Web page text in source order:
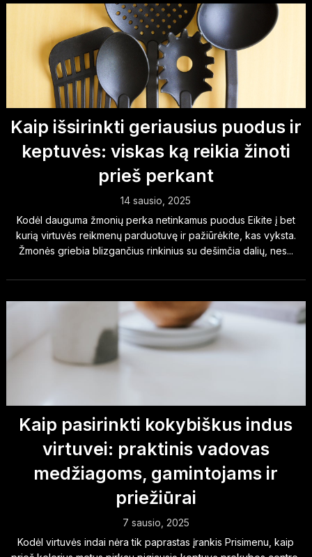
Kaip išsirinkti geriausius puodus ir
keptuvės: viskas ką reikia žinoti
prieš perkant
14 sausio, 2025
Kodėl dauguma žmonių perka netinkamus puodus Eikite į bet
kurią virtuvės reikmenų parduotuvę ir pažiūrėkite, kas vyksta.
Žmonės griebia blizgančius rinkinius su dešimčia dalių, nes...
Kaip pasirinkti kokybiškus indus
virtuvei: praktinis vadovas
medžiagoms, gamintojams ir
priežiūrai
7 sausio, 2025
Kodėl virtuvės indai nėra tik paprastas įrankis Prisimenu, kaip